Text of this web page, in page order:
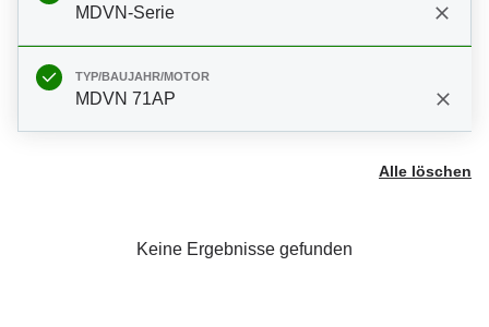
MDVN-Serie
TYP/BAUJAHR/MOTOR
MDVN 71AP
Alle löschen
Keine Ergebnisse gefunden